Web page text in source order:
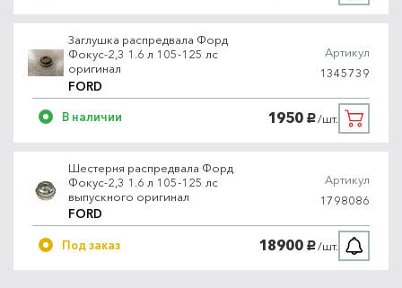
Заглушка распредвала Форд
Фокус-2,3 1.6 л 105-125 лс
оригинал
FORD
Артикул
1345739
В наличии 1950 руб./шт.
Шестерня распредвала Форд
Фокус-2,3 1.6 л 105-125 лс
выпускного оригинал
FORD
Артикул
1798086
Под заказ 18900 руб./шт.